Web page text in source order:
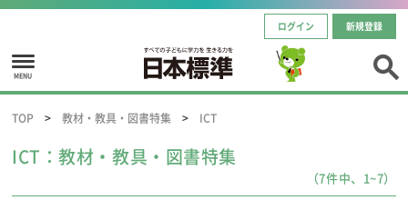
ログイン 新規登録
MENU
TOP 教材・教具・図書特集 ICT
ICT：教材・教具・図書特集
（7件中、1~7）